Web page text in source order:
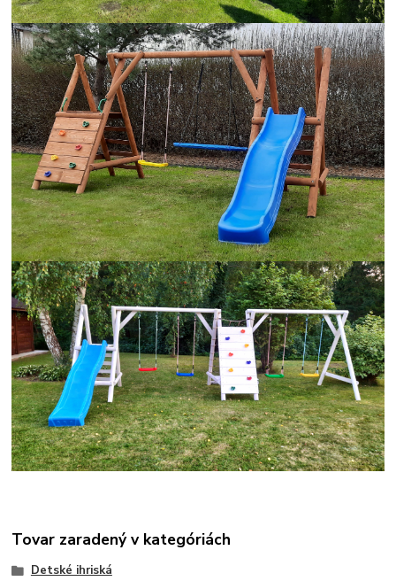
Tovar zaradený v kategóriách
Detské ihriská